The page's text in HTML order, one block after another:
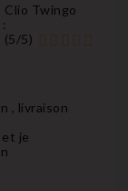
Clio Twingo
(5/5)
, livraison
je